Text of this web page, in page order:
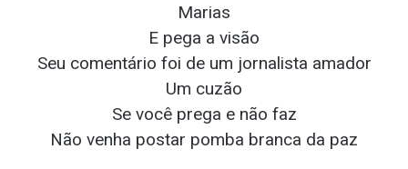
Marias
E pega a visão
Seu comentário foi de um jornalista amador
Um cuzão
Se você prega e não faz
Não venha postar pomba branca da paz